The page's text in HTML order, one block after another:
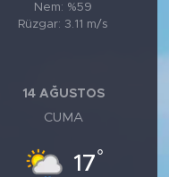
Nem: %59
Rüzgar: 3.11 m/s
14 AĞUSTOS
CUMA
17°